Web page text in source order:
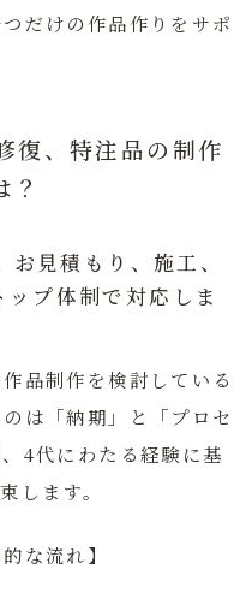
だけの作品作りをサポ
復、特注品の制作
？
見積もり、施工、
プ体制で対応しま
品制作を検討している
は「納期」と「プロセ
4代にわたる経験に基
します。
な流れ】